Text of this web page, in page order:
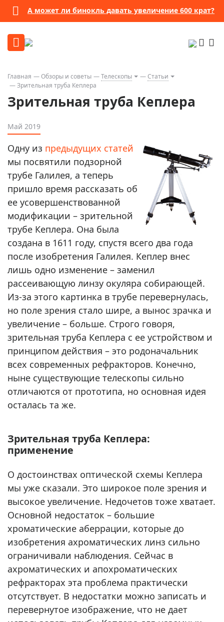
А может ли бинокль давать увеличение 600 крат?
Главная Обзоры и советы Телескопы
Статьи
Зрительная труба Кеплера
Зрительная труба Кеплера
Май 2019
Одну из предыдущих статей
мы посвятили подзорной
трубе Галилея, а теперь
пришло время рассказать об
ее усовершенствованной
модификации – зрительной
трубе Кеплера. Она была
создана в 1611 году, спустя всего два года
после изобретения Галилея. Кеплер внес
лишь одно изменение – заменил
рассеивающую линзу окуляра собирающей.
Из-за этого картинка в трубе перевернулась,
но поле зрения стало шире, а вынос зрачка и
увеличение – больше. Строго говоря,
зрительная труба Кеплера с ее устройством и
принципом действия – это родоначальник
всех современных рефракторов. Конечно,
ныне существующие телескопы сильно
отличаются от прототипа, но основная идея
осталась та же.
Зрительная труба Кеплера:
применение
О достоинствах оптической схемы Кеплера
мы уже сказали. Это широкое поле зрения и
высокое увеличение. Недочетов тоже хватает.
Основной недостаток – большие
хроматические аберрации, которые до
изобретения ахроматических линз сильно
ограничивали наблюдения. Сейчас в
ахроматических и апохроматических
рефракторах эта проблема практически
отсутствует. В недостатки можно записать и
перевернутое изображение, что не дает